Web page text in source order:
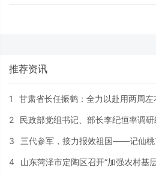
推荐资讯
1 甘肃省长任振鹤：全力以赴用两周
2 民政部党组书记、部长李纪恒率调
3 三代参军，接力报效祖国——记仙桃
4 山东菏泽市定陶区召开“加强农村基